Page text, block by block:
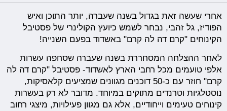
אחרי שעשה זאת בגדול בשנה שעברה, יותר התוכן ואיש
הפודיז, גל זהבי, נבחר לשמש כיועץ הקולינרי של פסטיבל
הקינוחים "קרם דה לה קרם" באשדוד בפעם השנייה!
לאחר ההצלחה המסחררת בשנה שעברה שסחפה עשרות
אלפי טועמים מכל רחבי הארץ לאשדוד- פסטיבל "קרם דה לה
קרם" חוזר עם כ-50 דוכנים מגוונים שמציעים קלאסיקות,
נוסטלגיות וטרנדים מתוקים במיוחד. מדובר לא רק בעשרות
קינוחים טעימים וייחודיים, אלא גם מגוון פעילויות, מיצגי רחוב